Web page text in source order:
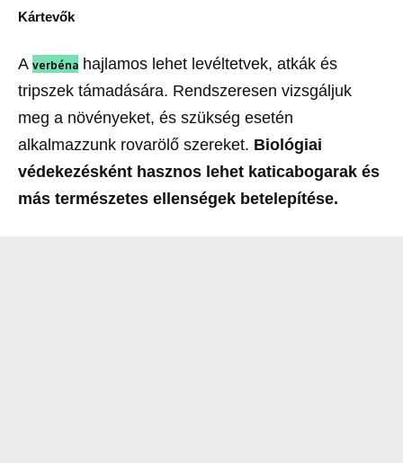
Kártevők
A verbéna hajlamos lehet levéltetvek, atkák és
tripszek támadására. Rendszeresen vizsgáljuk
meg a növényeket, és szükség esetén
alkalmazzunk rovarölő szereket. Biológiai
védekezésként hasznos lehet katicabogarak és
más természetes ellenségek betelepítése.